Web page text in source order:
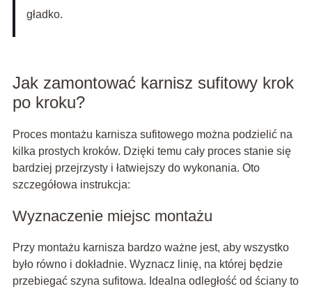
gładko.
Jak zamontować karnisz sufitowy krok
po kroku?
Proces montażu karnisza sufitowego można podzielić na
kilka prostych kroków. Dzięki temu cały proces stanie się
bardziej przejrzysty i łatwiejszy do wykonania. Oto
szczegółowa instrukcja:
Wyznaczenie miejsc montażu
Przy montażu karnisza bardzo ważne jest, aby wszystko
było równo i dokładnie. Wyznacz linię, na której będzie
przebiegać szyna sufitowa. Idealna odległość od ściany to